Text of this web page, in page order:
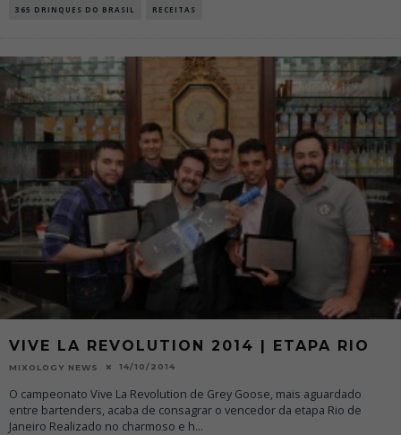
365 DRINQUES DO BRASIL RECEITAS
VIVE LA REVOLUTION 2014 | ETAPA RIO
MIXOLOGY NEWS 14/10/2014
O campeonato Vive La Revolution de Grey Goose, mais aguardado
entre bartenders, acaba de consagrar o vencedor da etapa Rio de
Janeiro Realizado no charmoso e h...